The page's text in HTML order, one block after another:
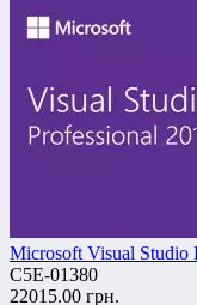
Microsoft Visual Studio
C5E-01380
22015.00 грн.